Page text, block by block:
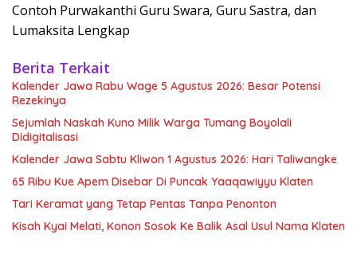
Contoh Purwakanthi Guru Swara, Guru Sastra, dan
Lumaksita Lengkap
Berita Terkait
Kalender Jawa Rabu Wage 5 Agustus 2026: Besar Potensi
Rezekinya
Sejumlah Naskah Kuno Milik Warga Tumang Boyolali
Didigitalisasi
Kalender Jawa Sabtu Kliwon 1 Agustus 2026: Hari Taliwangke
65 Ribu Kue Apem Disebar Di Puncak Yaaqawiyyu Klaten
Tari Keramat yang Tetap Pentas Tanpa Penonton
Kisah Kyai Melati, Konon Sosok Ke Balik Asal Usul Nama Klaten